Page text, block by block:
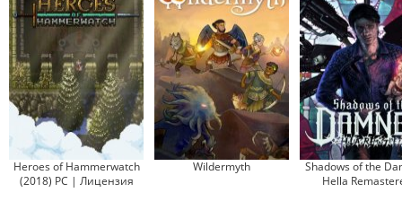
Heroes of Hammerwatch
(2018) PC | Лицензия
Wildermyth
Shadows of the
Hella